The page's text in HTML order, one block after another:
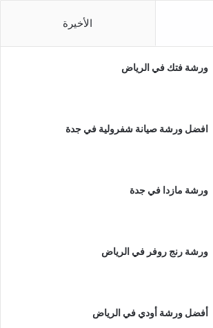
الأخيرة
ورشة فتك في الرياض
افضل ورشة صيانة شفرولية في جدة
ورشة مازدا في جدة
ورشة رنج روفر في الرياض
أفضل ورشة أودي في الرياض